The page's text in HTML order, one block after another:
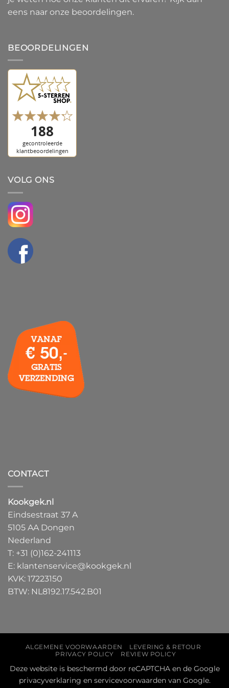
eens naar onze beoordelingen.
BEOORDELINGEN
VOLG ONS
CONTACT
Kookgek.nl
Eindsestraat 37 A
5105 AA Dongen
Nederland
T: +31 (0)162-241113
E: klantenservice@kookgek.nl
KVK: 17223150
BTW: NL8192.17.542.B01
ALGEMENE VOORWAARDEN
LEVERING & RETOUR
PRIVACY POLICY
REVIEW POLICY
Deze website is beschermd door reCAPTCHA en de Google
privacyverklaring en servicevoorwaardenvan Google.